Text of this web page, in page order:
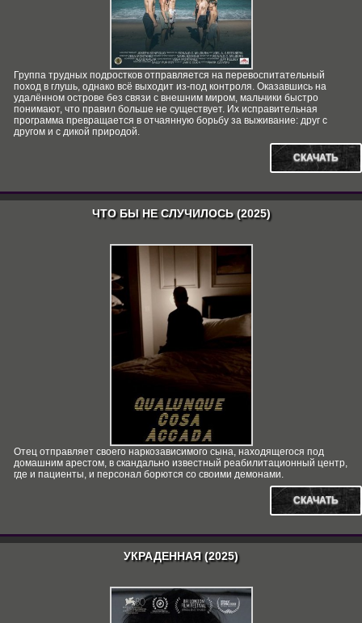
Группа трудных подростков отправляется на перевоспитательный
поход в глушь, однако всё выходит из-под контроля. Оказавшись на
удалённом острове без связи с внешним миром, мальчики быстро
понимают, что правил больше не существует. Их исправительная
программа превращается в отчаянную борьбу за выживание: друг с
другом и с дикой природой.
СКАЧАТЬ
ЧТО БЫ НЕ СЛУЧИЛОСЬ (2025)
Отец отправляет своего наркозависимого сына, находящегося под
домашним арестом, в скандально известный реабилитационный центр,
где и пациенты, и персонал борются со своими демонами.
СКАЧАТЬ
УКРАДЕННАЯ (2025)